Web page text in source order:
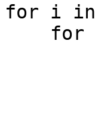
for i in